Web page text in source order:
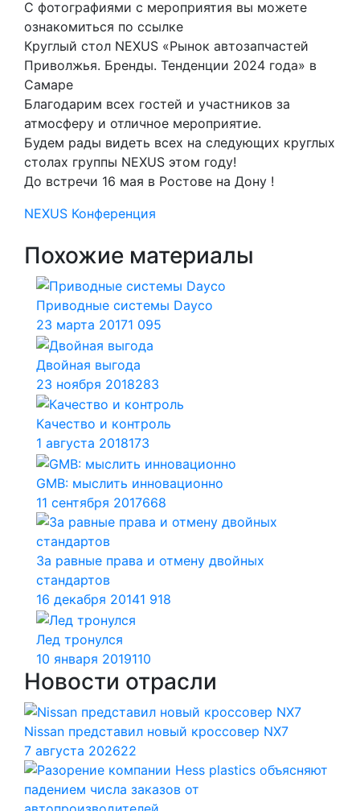
С фотографиями с мероприятия вы можете
ознакомиться по ссылке
Круглый стол NEXUS «Рынок автозапчастей
Приволжья. Бренды. Тенденции 2024 года» в
Самаре
Благодарим всех гостей и участников за
атмосферу и отличное мероприятие.
Будем рады видеть всех на следующих круглых
столах группы NEXUS этом году!
До встречи 16 мая в Ростове на Дону !
NEXUS Конференция
Похожие материалы
Приводные системы Dayco
23 марта 20171 095
Двойная выгода
23 ноября 2018283
Качество и контроль
1 августа 2018173
GMB: мыслить инновационно
11 сентября 2017668
За равные права и отмену двойных
стандартов
16 декабря 20141 918
Лед тронулся
10 января 2019110
Новости отрасли
Nissan представил новый кроссовер NX7
7 августа 202622